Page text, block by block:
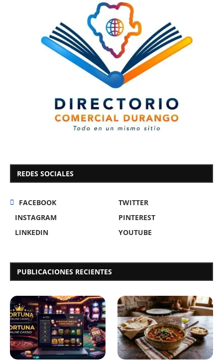
REDES SOCIALES
FACEBOOK
TWITTER
INSTAGRAM
PINTEREST
LINKEDIN
YOUTUBE
PUBLICACIONES RECIENTES